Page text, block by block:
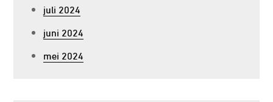
juli 2024
juni 2024
mei 2024